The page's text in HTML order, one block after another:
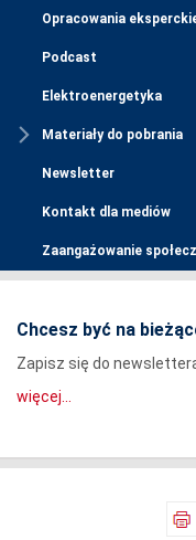
Opracowania
Podcast
Elektroenergetyka
Materiały do pobrania
Newsletter
Kontakt dla mediów
Zaangażowanie
Chcesz być na
Zapisz się do
więcej...